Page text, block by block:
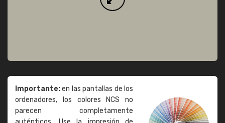
Importante:en las pantallas de los
ordenadores, los colores NCS no
parecen completamente